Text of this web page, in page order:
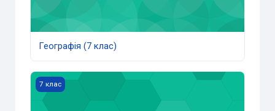
Географія (7 клас)
Геометрія (7 кл.)
7 клас